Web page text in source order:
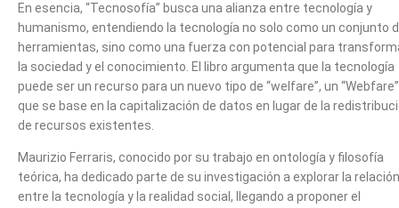
En esencia, “Tecnosofía” busca una alianza entre tecnología y
humanismo, entendiendo la tecnología no solo como un conjunto
herramientas, sino como una fuerza con potencial para
la sociedad y el conocimiento. El libro argumenta que la tecnología
puede ser un recurso para un nuevo tipo de “welfare”, un
que se base en la capitalización de datos en lugar de la
de recursos existentes.
Maurizio Ferraris, conocido por su trabajo en ontología y filosofía
teórica, ha dedicado parte de su investigación a explorar la relación
entre la tecnología y la realidad social, llegando a proponer el